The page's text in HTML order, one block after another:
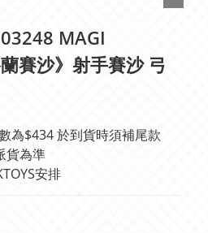
MAGI
賽沙》射手賽沙 弓
為$434 於到貨時須補尾款
貨為準
安排